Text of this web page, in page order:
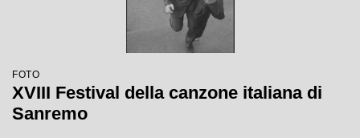
FOTO
XVIII Festival della canzone italiana di
Sanremo